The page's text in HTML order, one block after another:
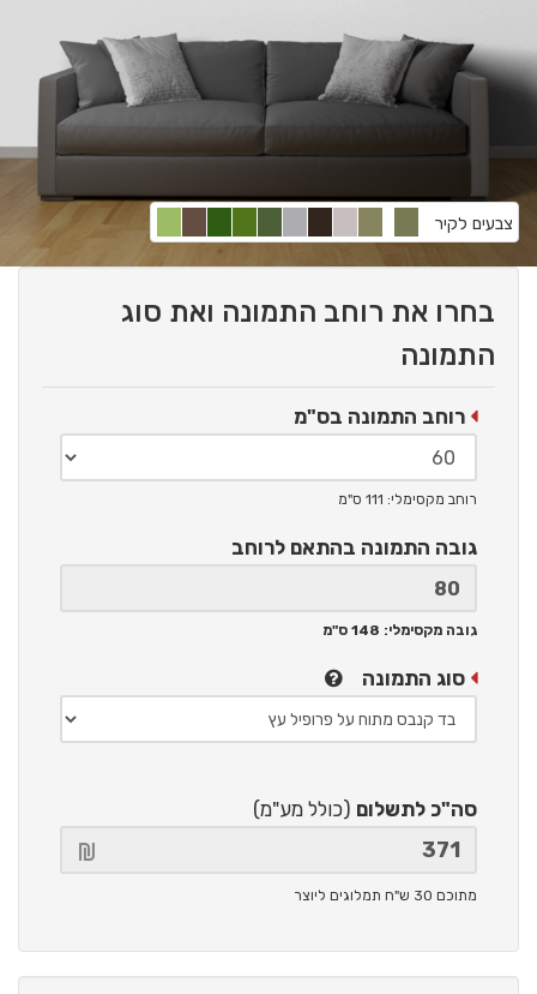
צבעים לקיר
בחרו את רוחב התמונה ואת סוג
התמונה
רוחב התמונה בס"מ
רוחב מקסימלי: 111 ס"מ
גובה התמונה בהתאם לרוחב
גובה מקסימלי: 148 ס"מ
סוג התמונה
סה"כ לתשלום (כולל מע"מ)
מתוכם 30 ש"ח תמלוגים ליוצר